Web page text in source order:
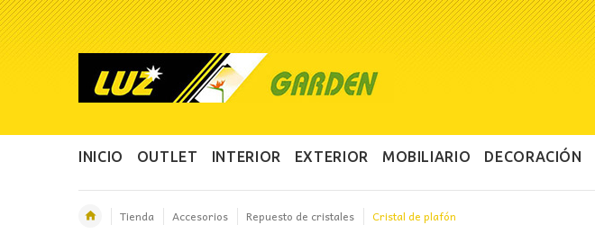
INICIO OUTLET INTERIOR EXTERIOR MOBILIARIO DECORACIÓN
Tienda Accesorios Repuesto de cristales Cristal de plafón